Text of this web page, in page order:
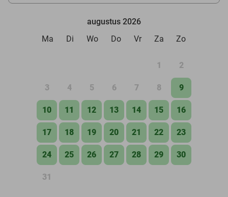
augustus 2026
Ma
Di Wo Do Vr Za Zo
1 2
3 4 5 6 7 8 9
10 11 12 13 14 15 16
17 18 19 20 21 22 23
24 25 26 27 28 29 30
31